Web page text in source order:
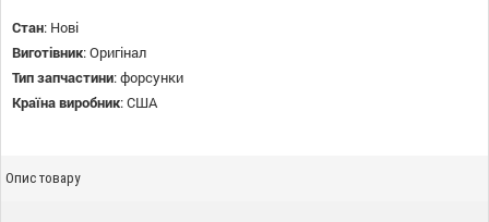
Стан: Нові
Виготівник:Оригінал
Тип запчастини:форсунки
Країна виробник:США
Опис товару